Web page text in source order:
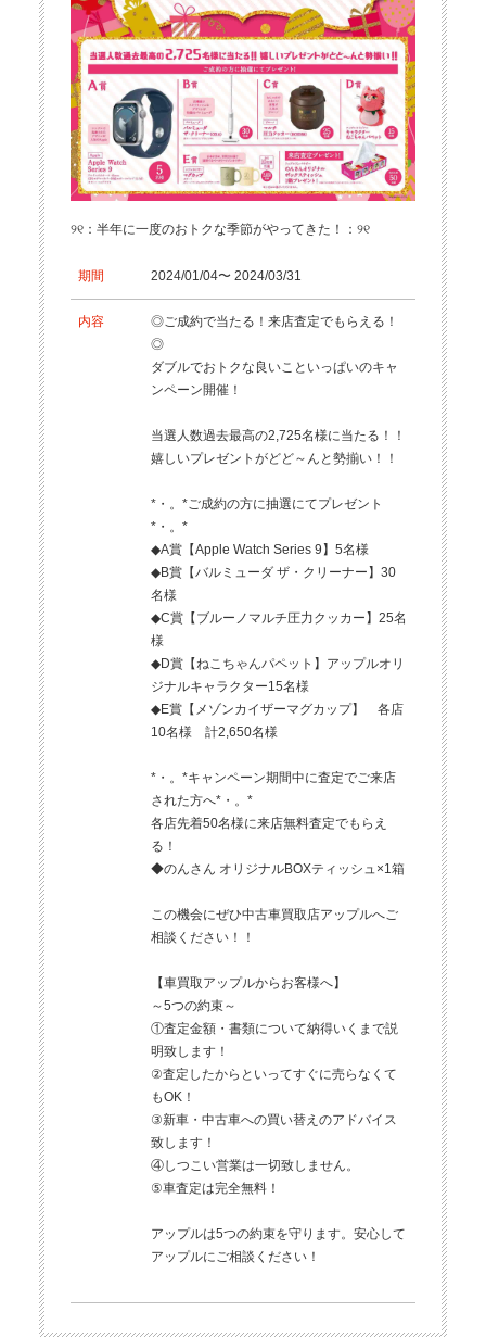
୨୧：半年に一度のおトクな季節がやってきた！：୨୧
期間 2024/01/04〜 2024/03/31
内容
◎ご成約で当たる！来店査定でもらえる！
◎
ダブルでおトクな良いこといっぱいのキャ
ンペーン開催！
当選人数過去最高の2,725名様に当たる！！
嬉しいプレゼントがどど～んと勢揃い！！
*・。*ご成約の方に抽選にてプレゼント
*・。*
◆A賞【Apple Watch Series 9】5名様
◆B賞【バルミューダ ザ・クリーナー】30
名様
◆C賞【ブルーノマルチ圧力クッカー】25名
様
◆D賞【ねこちゃんパペット】アップルオリ
ジナルキャラクター15名様
◆E賞【メゾンカイザーマグカップ】 各店
10名様 計2,650名様
*・。*キャンペーン期間中に査定でご来店
された方へ*・。*
各店先着50名様に来店無料査定でもらえ
る！
◆のんさん オリジナルBOXティッシュ×1箱
この機会にぜひ中古車買取店アップルへご
相談ください！！
【車買取アップルからお客様へ】
～5つの約束～
①査定金額・書類について納得いくまで説
明致します！
②査定したからといってすぐに売らなくて
もOK！
③新車・中古車への買い替えのアドバイス
致します！
④しつこい営業は一切致しません。
⑤車査定は完全無料！
アップルは5つの約束を守ります。安心して
アップルにご相談ください！